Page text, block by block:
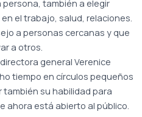
también a elegir
el trabajo, salud, relaciones.
a personas cercanas y que
a otros.
general Verenice
tiempo en círculos pequeños
su habilidad para
ahora está abierto al público.